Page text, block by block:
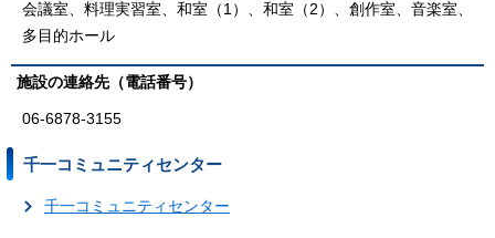
会議室、料理実習室、和室（1）、和室（2）、創作室、音楽室、
多目的ホール
施設の連絡先（電話番号）
06-6878-3155
千一コミュニティセンター
千一コミュニティセンター